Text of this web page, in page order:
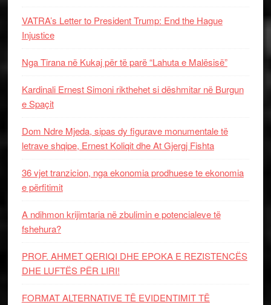
VATRA’s Letter to President Trump: End the Hague
Injustice
Nga Tirana në Kukaj për të parë “Lahuta e Malësisë”
Kardinali Ernest Simoni rikthehet si dëshmitar në Burgun
e Spaçit
Dom Ndre Mjeda, sipas dy figurave monumentale të
letrave shqipe, Ernest Koliqit dhe At Gjergj Fishta
36 vjet tranzicion, nga ekonomia prodhuese te ekonomia
e përfitimit
A ndihmon krijimtaria në zbulimin e potencialeve të
fshehura?
PROF. AHMET QERIQI DHE EPOKA E REZISTENCЁS
DHE LUFTЁS PЁR LIRI!
FORMAT ALTERNATIVE TË EVIDENTIMIT TË